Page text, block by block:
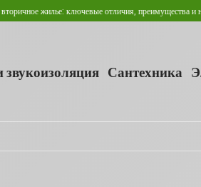
отличия, преимущества и недостатки
звукоизоляция Сантехника